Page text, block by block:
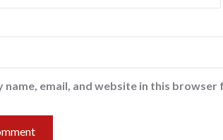
name, email, and website in this